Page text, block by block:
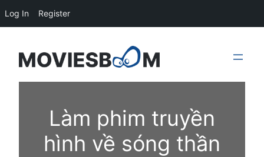
content
Làm phim truyền
hình về sóng thần
Log In Register